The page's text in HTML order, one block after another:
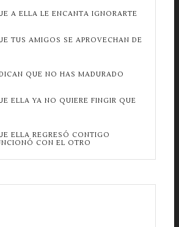
A ELLA LE ENCANTA IGNORARTE
TUS AMIGOS SE APROVECHAN DE
QUE NO HAS MADURADO
ELLA YA NO QUIERE FINGIR QUE
ELLA REGRESÓ CONTIGO
CON EL OTRO